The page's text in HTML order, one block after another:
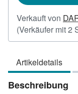
Verkauft von
(Verkäufer mit 2
Artikeldetails
Beschreibung